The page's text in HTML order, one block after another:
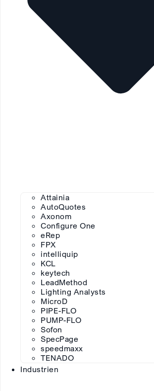
Attainia
AutoQuotes
Axonom
Configure One
eRep
FPX
intelliquip
KCL
keytech
LeadMethod
Lighting Analysts
MicroD
PIPE-FLO
PUMP-FLO
Sofon
SpecPage
speedmaxx
TENADO
Industrien